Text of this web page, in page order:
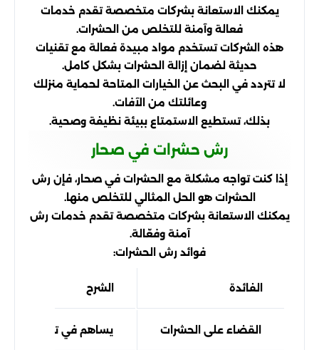
يمكنك الاستعانة بشركات متخصصة تقدم خدمات
فعالة وآمنة للتخلص من الحشرات.
هذه الشركات تستخدم مواد مبيدة فعالة مع تقنيات
حديثة لضمان إزالة الحشرات بشكل كامل.
لا تتردد في البحث عن الخيارات المتاحة لحماية منزلك
وعائلتك من الآفات.
بذلك، تستطيع الاستمتاع ببيئة نظيفة وصحية.
رش حشرات في صحار
إذا كنت تواجه مشكلة مع الحشرات في صحار، فإن رش
الحشرات هو الحل المثالي للتخلص منها.
يمكنك الاستعانة بشركات متخصصة تقدم خدمات رش
آمنة وفعّالة.
فوائد رش الحشرات:
الفائدة الشرح
القضاء على الحشرات يساهم في تقليل عدد